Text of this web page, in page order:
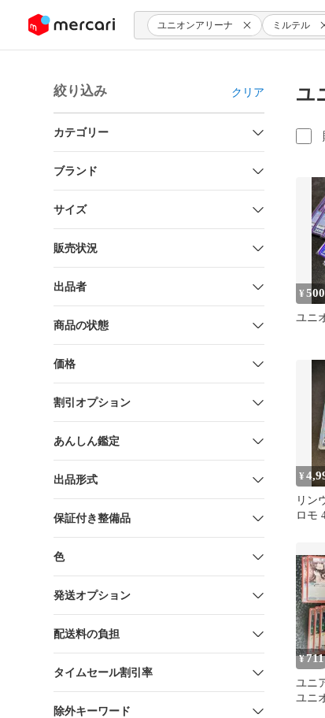
ツにスキップ ユニオンアリーナ ミルテル
絞り込み クリア
カテゴリー
ブランド
サイズ
販売状況
出品者
商品の状態
価格
割引オプション
あんしん鑑定
出品形式
保証付き整備品
色
発送オプション
配送料の負担
タイムセール割引率
除外キーワード
ユ
¥500
ユニ
¥
リン
ロモ
¥711
ユニ
ユニ